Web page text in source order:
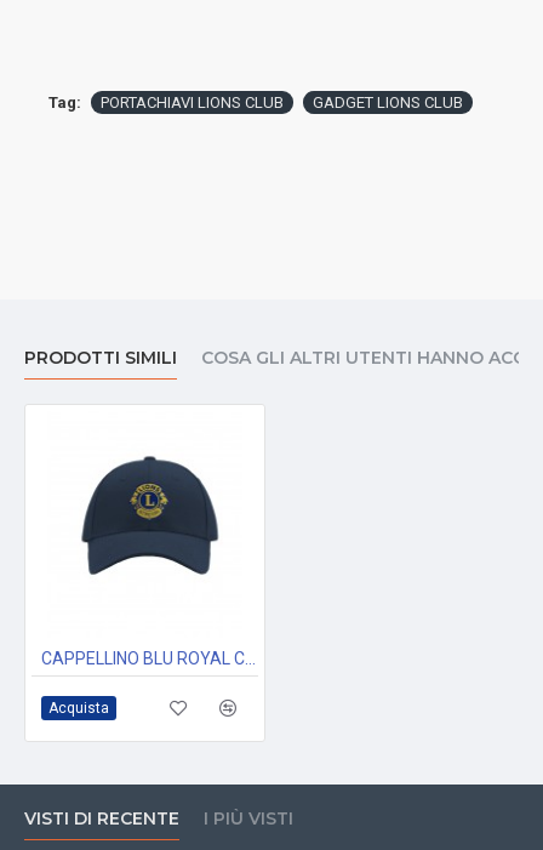
Tag: PORTACHIAVI LIONS CLUB GADGET LIONS CLUB
PRODOTTI SIMILI COSA GLI ALTRI UTENTI HANNO
Acquista
VISTI DI RECENTE I PIÙ VISTI